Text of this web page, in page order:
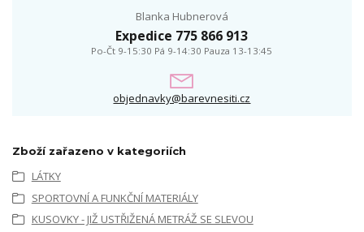
Blanka Hubnerová
Expedice 775 866 913
Po-Čt 9-15:30 Pá 9-14:30 Pauza 13-13:45
objednavky@barevnesiti.cz
Zboží zařazeno v kategoriích
LÁTKY
SPORTOVNÍ A FUNKČNÍ MATERIÁLY
KUSOVKY - JIŽ USTŘIŽENÁ METRÁŽ SE SLEVOU